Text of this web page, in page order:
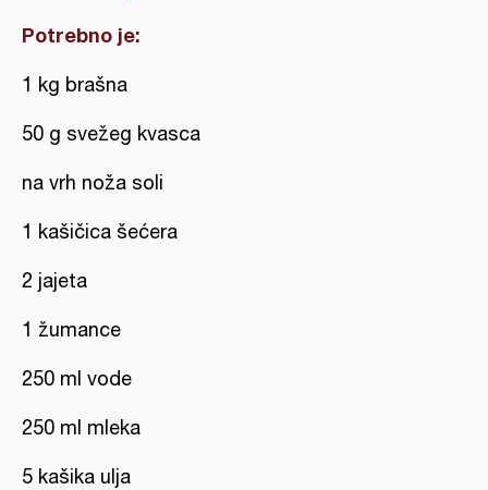
Potrebno je:
1 kg brašna
50 g svežeg kvasca
na vrh noža soli
1 kašičica šećera
2 jajeta
1 žumance
250 ml vode
250 ml mleka
5 kašika ulja